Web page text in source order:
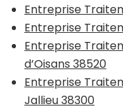
Entreprise
Entreprise
Entreprise
d’Oisans 38520
Entreprise
Jallieu 38300